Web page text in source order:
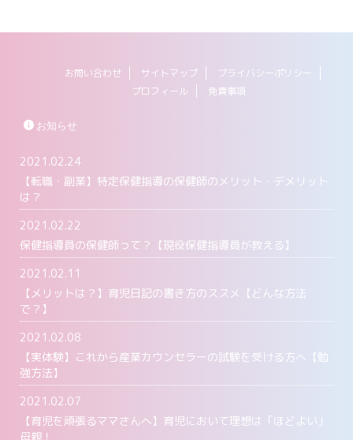
お問い合わせ サイトマップ
プライバシーポリシー
プロフィール
免責事項
お知らせ
2021.02.24
【転職・副業】特定保健指導の保健師のメリット・デメリット
は？
2021.02.22
保健指導員の保健師って？【現役保健指導員が教える】
2021.02.11
【メリットは？】育児日記の書き方のススメ【どんな方法
で？】
2021.02.08
【実体験】これから産業カウンセラーの試験を受ける方へ【勉
強方法】
2021.02.07
【育児を頑張るママさんへ】育児において理想は「ほどよい」
母親！